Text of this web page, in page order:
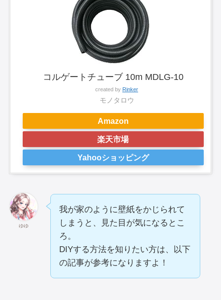
コルゲートチューブ 10m MDLG-10
created by Rinker
モノタロウ
Amazon
楽天市場
Yahooショッピング
ゆゆ
我が家のように壁紙をかじられて
しまうと、見た目が気になるとこ
ろ。
DIYする方法を知りたい方は、以下
の記事が参考になりますよ！